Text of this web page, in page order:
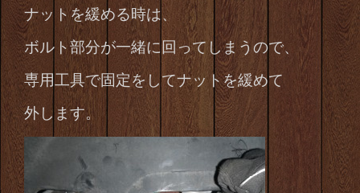
ナットを緩める時は、
ボルト部分が一緒に回ってしまうので、
専用工具で固定をしてナットを緩めて
外します。